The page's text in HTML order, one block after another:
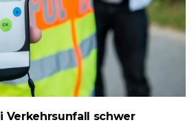
Verkehrsunfall schwer